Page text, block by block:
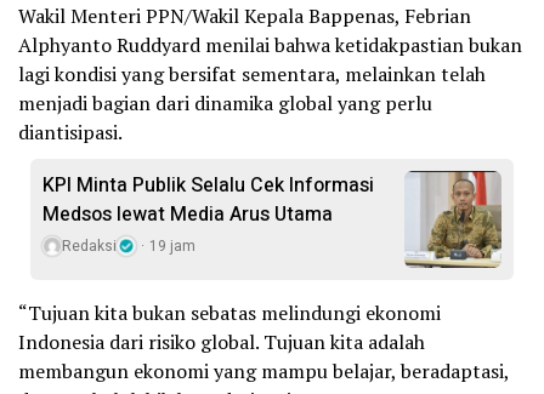
Wakil Menteri PPN/Wakil Kepala Bappenas, Febrian
Alphyanto Ruddyard menilai bahwa ketidakpastian bukan
lagi kondisi yang bersifat sementara, melainkan telah
menjadi bagian dari dinamika global yang perlu
diantisipasi.
KPI Minta Publik Selalu Cek Informasi
Medsos lewat Media Arus Utama
Redaksi 19 jam
“Tujuan kita bukan sebatas melindungi ekonomi
Indonesia dari risiko global. Tujuan kita adalah
membangun ekonomi yang mampu belajar, beradaptasi,